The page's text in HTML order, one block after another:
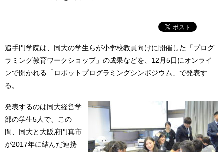
追手門学院は、同大の学生らが小学校教員向けに開催した「プログ
ラミング教育ワークショップ」の成果などを、12月5日にオンライ
ンで開かれる「ロボットプログラミングシンポジウム」で発表す
る。
発表するのは同大経営学
部の学生5人で、この
間、同大と大阪府門真市
が2017年に結んだ連携